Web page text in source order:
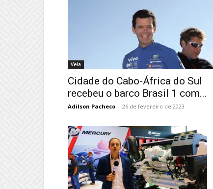
Vela
Cidade do Cabo-África do Sul
recebeu o barco Brasil 1 com...
Adilson Pacheco - 26 de fevereiro de 2023